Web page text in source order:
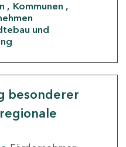
Kommunen
und
besonderer